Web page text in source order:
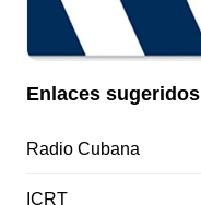
Enlaces sugeridos
Radio Cubana
ICRT